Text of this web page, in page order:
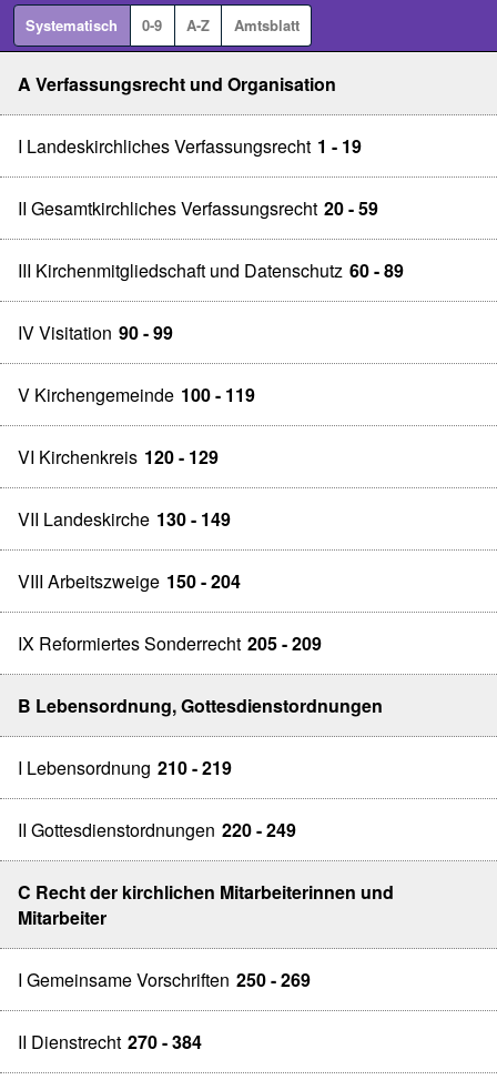
Systematisch 0-9 A-Z Amtsblatt
A Verfassungsrecht und Organisation
I Landeskirchliches Verfassungsrecht 1 - 19
II Gesamtkirchliches Verfassungsrecht 20 - 59
III Kirchenmitgliedschaft und Datenschutz 60 - 89
IV Visitation 90 - 99
V Kirchengemeinde 100 - 119
VI Kirchenkreis 120 - 129
VII Landeskirche 130 - 149
VIII Arbeitszweige 150 - 204
IX Reformiertes Sonderrecht 205 - 209
B Lebensordnung, Gottesdienstordnungen
I Lebensordnung 210 - 219
II Gottesdienstordnungen 220 - 249
C Recht der kirchlichen Mitarbeiterinnen und
Mitarbeiter
I Gemeinsame Vorschriften 250 - 269
II Dienstrecht 270 - 384